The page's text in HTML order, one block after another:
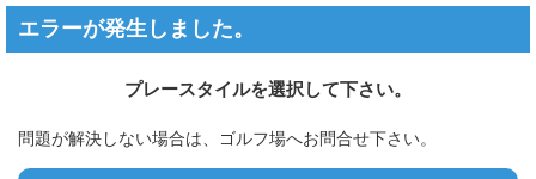
エラーが発生しました。
プレースタイルを選択して下さい。
問題が解決しない場合は、ゴルフ場へお問合せ下さい。